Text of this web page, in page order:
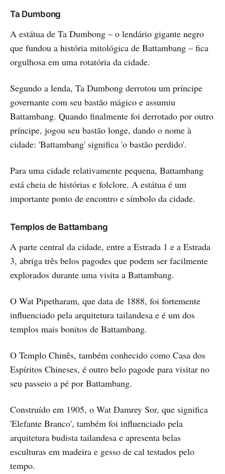
Ta Dumbong
A estátua de Ta Dumbong – o lendário gigante negro
que fundou a história mitológica de Battambang – fica
orgulhosa em uma rotatória da cidade.
Segundo a lenda, Ta Dumbong derrotou um príncipe
governante com seu bastão mágico e assumiu
Battambang. Quando finalmente foi derrotado por outro
príncipe, jogou seu bastão longe, dando o nome à
cidade: 'Battambang' significa 'o bastão perdido'.
Para uma cidade relativamente pequena, Battambang
está cheia de histórias e folclore. A estátua é um
importante ponto de encontro e símbolo da cidade.
Templos de Battambang
A parte central da cidade, entre a Estrada 1 e a Estrada
3, abriga três belos pagodes que podem ser facilmente
explorados durante uma visita a Battambang.
O Wat Pipetharam, que data de 1888, foi fortemente
influenciado pela arquitetura tailandesa e é um dos
templos mais bonitos de Battambang.
O Templo Chinês, também conhecido como Casa dos
Espíritos Chineses, é outro belo pagode para visitar no
seu passeio a pé por Battambang.
Construído em 1905, o Wat Damrey Sor, que significa
'Elefante Branco', também foi influenciado pela
arquitetura budista tailandesa e apresenta belas
esculturas em madeira e gesso de cal testados pelo
tempo.